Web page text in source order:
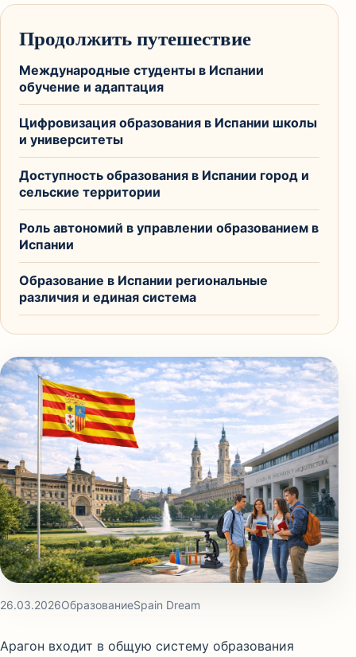
26.03.2026ОбразованиеSpain Dream
Арагон входит в общую систему образования
Продолжить путешествие
Международные студенты в Испании
обучение и адаптация
Цифровизация образования в Испании школы
и университеты
Доступность образования в Испании город и
сельские территории
Роль автономий в управлении образованием в
Испании
Образование в Испании региональные
различия и единая система